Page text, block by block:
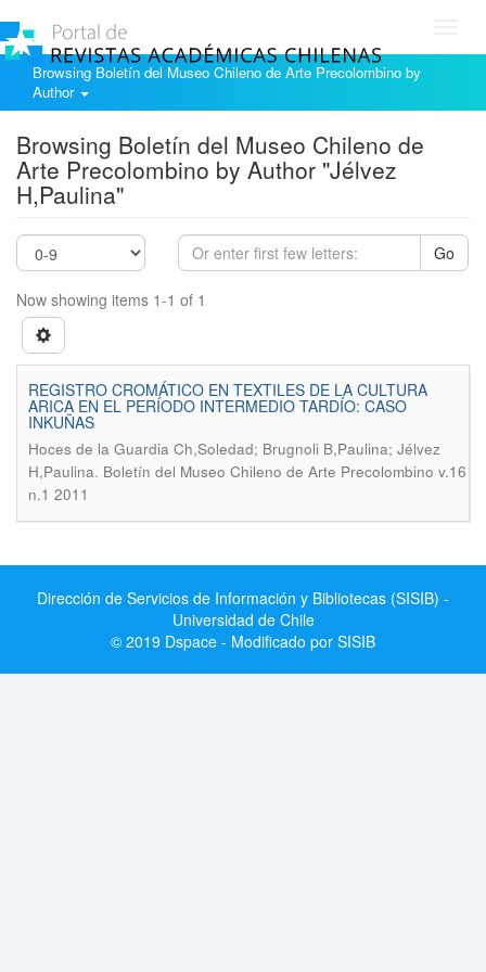
Browsing Boletín del Museo Chileno de Arte Precolombino by
Author
Browsing Boletín del Museo Chileno de
Arte Precolombino by Author "Jélvez
H,Paulina"
Go
Now showing items 1-1 of 1
REGISTRO CROMÁTICO EN TEXTILES DE LA CULTURA
ARICA EN EL PERÍODO INTERMEDIO TARDÍO: CASO
INKUÑAS
Hoces de la Guardia Ch,Soledad; Brugnoli B,Paulina; Jélvez
H,Paulina. Boletín del Museo Chileno de Arte Precolombino v.16
n.1 2011
Dirección de Servicios de Información y Bibliotecas (SISIB) -
Universidad de Chile
© 2019 Dspace - Modificado por SISIB